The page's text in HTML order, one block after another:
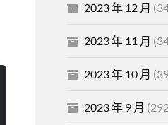
2023 年 12 月
2023 年 11 月
2023 年 10 月
2023 年 9 月